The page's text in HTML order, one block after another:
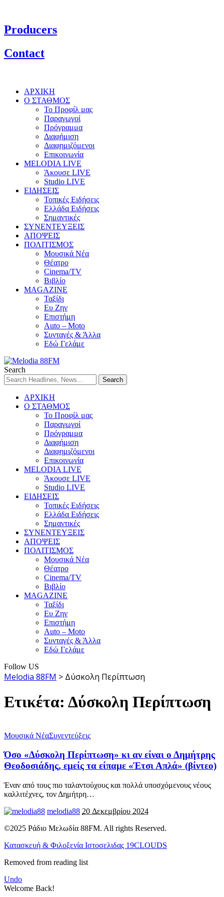
Producers
Contact
ΑΡΧΙΚΗ
Ο ΣΤΑΘΜΟΣ
Το Προφίλ μας
Παραγωγοί
Πρόγραμμα
Διαφήμιση
Διαφημιζόμενοι
Επικοινωνία
MELODIA LIVE
Άκουσε LIVE
Studio LIVE
ΕΙΔΗΣΕΙΣ
Τοπικές Ειδήσεις
Ελλάδα Ειδήσεις
Σημαντικές
ΣΥΝΕΝΤΕΥΞΕΙΣ
ΑΠΟΨΕΙΣ
ΠΟΛΙΤΙΣΜΟΣ
Μουσικά Νέα
Θέατρο
Cinema/TV
Βιβλίο
MAGAZINE
Ταξίδι
Ευ Ζην
Επιστήμη
Auto – Moto
Συνταγές & Άλλα
Εδώ Γελάμε
Search
ΑΡΧΙΚΗ
Ο ΣΤΑΘΜΟΣ
Το Προφίλ μας
Παραγωγοί
Πρόγραμμα
Διαφήμιση
Διαφημιζόμενοι
Επικοινωνία
MELODIA LIVE
Άκουσε LIVE
Studio LIVE
ΕΙΔΗΣΕΙΣ
Τοπικές Ειδήσεις
Ελλάδα Ειδήσεις
Σημαντικές
ΣΥΝΕΝΤΕΥΞΕΙΣ
ΑΠΟΨΕΙΣ
ΠΟΛΙΤΙΣΜΟΣ
Μουσικά Νέα
Θέατρο
Cinema/TV
Βιβλίο
MAGAZINE
Ταξίδι
Ευ Ζην
Επιστήμη
Auto – Moto
Συνταγές & Άλλα
Εδώ Γελάμε
Follow US
Melodia 88FM > Δύσκολη Περίπτωση
Ετικέτα: Δύσκολη Περίπτωση
Μουσικά ΝέαΣυνεντεύξεις
Όσο «Δύσκολη Περίπτωση» κι αν είναι ο Δημήτρης
Θεοδοσιάδης, εμείς τα είπαμε «Έτσι Απλά» (βίντεο)
Έναν από τους πιο ταλαντούχους και πολλά υποσχόμενους νέους
καλλιτέχνες, τον Δημήτρη…
melodia88 20 Δεκεμβρίου 2024
©2025 Ράδιο Μελωδία 88FM. All rights Reserved.
Κατασκευή & Φιλοξενία Ιστοσελιδας 19CLOUDS
Removed from reading list
Undo
Welcome Back!